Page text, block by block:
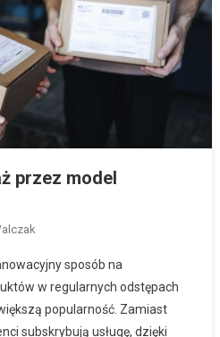
przez model
sposób na
w regularnych odstępach
popularność. Zamiast
subskrybują usługę, dzięki